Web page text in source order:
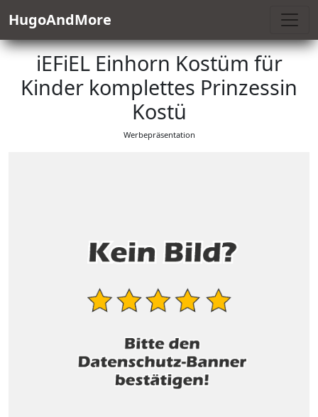
HugoAndMore
iEFiEL Einhorn Kostüm für
Kinder komplettes Prinzessin
Kostü
Werbepräsentation